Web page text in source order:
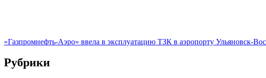
«Газпромнефть-Аэро» ввела в эксплуатацию ТЗК в аэропорту Ульяновск-
Рубрики